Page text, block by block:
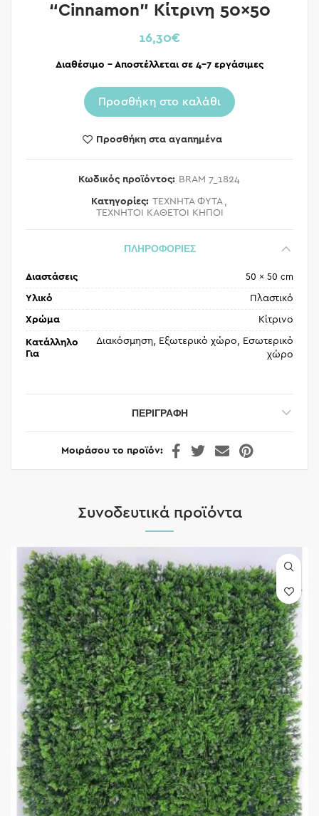
“Cinnamon” Κίτρινη 50×50
16,30€
Διαθέσιμο – Αποστέλλεται σε 4-7 εργάσιμες
Προσθήκη στο καλάθι
Προσθήκη στα αγαπημένα
Κωδικός προϊόντος: BRAM 7_1824
Κατηγορίες: ΤΕΧΝΗΤΑ ΦΥΤΑ ,
ΤΕΧΝΗΤΟΙ ΚΑΘΕΤΟΙ ΚΗΠΟΙ
ΠΛΗΡΟΦΟΡΙΕΣ
Διαστάσεις 50 × 50 cm
Υλικό Πλαστικό
Χρώμα Κίτρινο
Κατάλληλο
Για
Διακόσμηση, Εξωτερικό χώρο, Εσωτερικό
χώρο
ΠΕΡΙΓΡΑΦΉ
Μοιράσου το προϊόν
Συνοδευτικά προϊόντα